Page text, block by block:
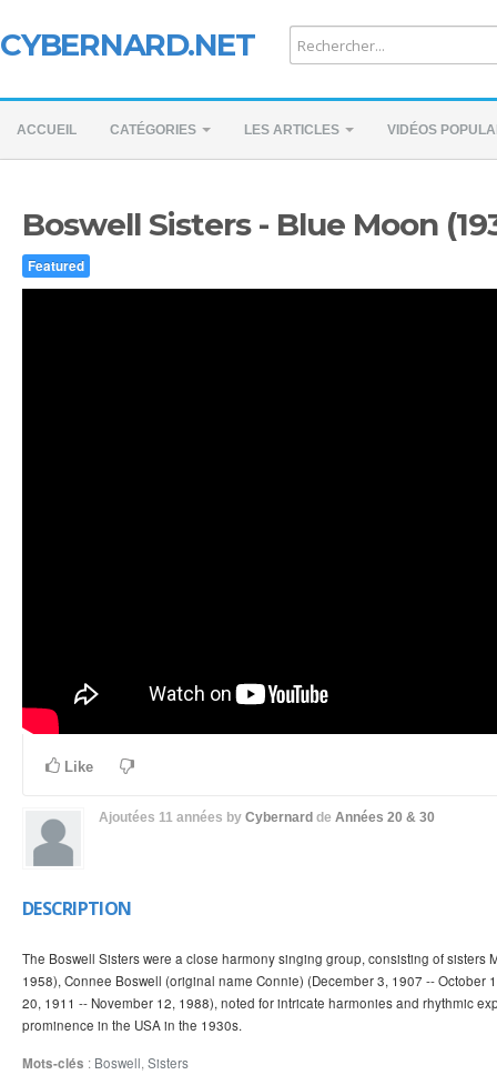
CYBERNARD.NET
ACCUEIL CATÉGORIES LES ARTICLES VIDÉOS
Boswell Sisters - Blue Moon
Featured
Like
Ajoutées 11 années by Cybernard de Années 20 & 30
DESCRIPTION
The Boswell Sisters were a close harmony singing group, consisting of sisters
1958), Connee Boswell (original name Connie) (December 3, 1907 -- October
20, 1911 -- November 12, 1988), noted for intricate harmonies and rhythmic
prominence in the USA in the 1930s.
Mots-clés : Boswell, Sisters